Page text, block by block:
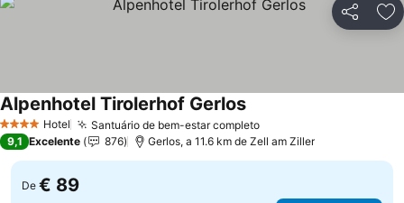
Partilhar
4 EstrelasHotel Santuário de bem-estar completoVer preços
Alpenhotel Tirolerhof GerlosVer preços
9,1 Excelente 876 Gerlos, a 11.6 km de Zell am Ziller
De € 89